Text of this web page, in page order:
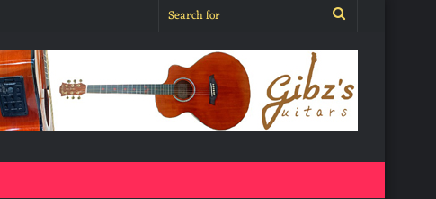
Search
for